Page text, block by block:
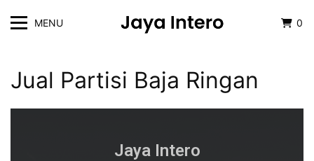
MENU 0
Jual Partisi Baja Ringan
Jaya Intero